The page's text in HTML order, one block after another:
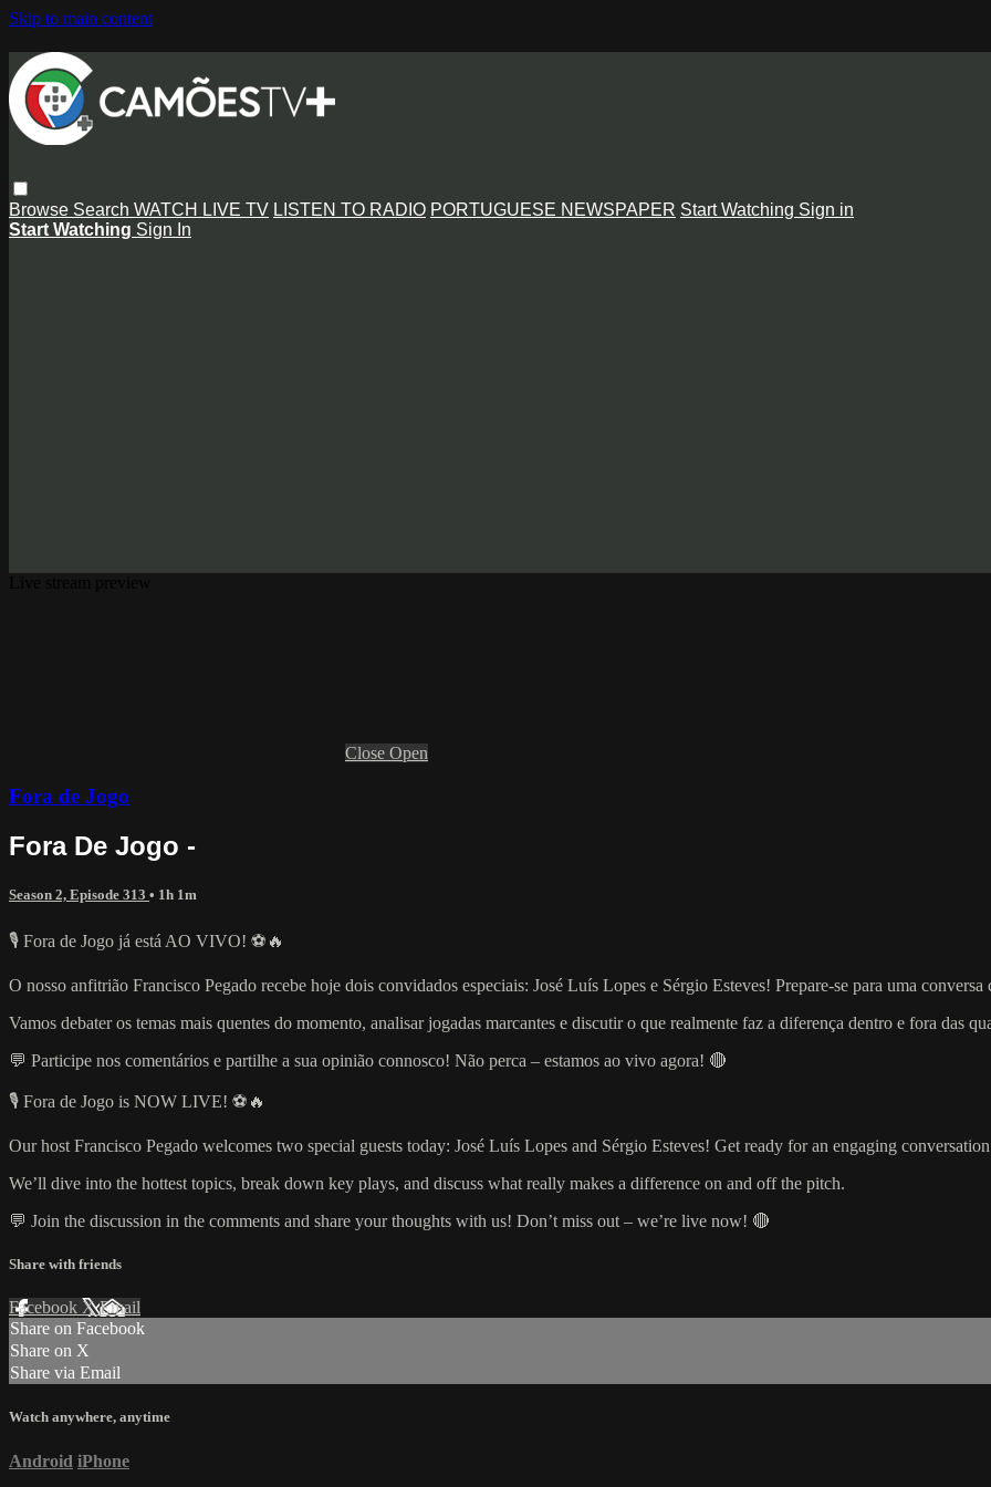
Skip to main content
Browse Search WATCH LIVE TV LISTEN TO RADIO PORTUGUESE NEWSPAPER Start Watching Sign in
Start Watching Sign In
Close Open
Fora de Jogo
Fora De Jogo -
Season 2, Episode 313 • 1h 1m
🎙️ Fora de Jogo já está AO VIVO! ⚽🔥
O nosso anfitrião Francisco Pegado recebe hoje dois convidados especiais: José Luís Lopes e Sérgio Esteves! Prepare-se para uma
Vamos debater os temas mais quentes do momento, analisar jogadas marcantes e discutir o que realmente faz a diferença dentro e fora das
💬 Participe nos comentários e partilhe a sua opinião connosco! Não perca – estamos ao vivo agora! 🔴
🎙️ Fora de Jogo is NOW LIVE! ⚽🔥
Our host Francisco Pegado welcomes two special guests today: José Luís Lopes and Sérgio Esteves! Get ready for an engaging
We’ll dive into the hottest topics, break down key plays, and discuss what really makes a difference on and off the pitch.
💬 Join the discussion in the comments and share your thoughts with us! Don’t miss out – we’re live now! 🔴
Share with friends
Facebook XEmail
Share on Facebook
Share on X
Share via Email
Watch anywhere, anytime
Android iPhone